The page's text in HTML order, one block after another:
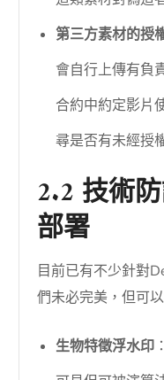
第三方素材的授
會自行上傳有負
合約中約定影片
尋是否有未經授
2.2 技術
部署
目前已有不少針對
們未必完美，但可
生物特徵浮水印